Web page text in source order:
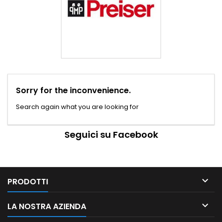
Sorry for the inconvenience.
Search again what you are looking for
Seguici su Facebook
PRODOTTI 
LA NOSTRA AZIENDA 